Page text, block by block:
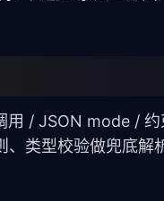
用 / JSON mode /
类型校验做兜底